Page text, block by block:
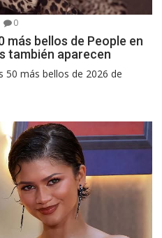
0
más bellos de People en
también aparecen
50 más bellos de 2026 de